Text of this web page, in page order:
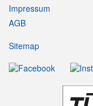
Impressum
AGB
Sitemap